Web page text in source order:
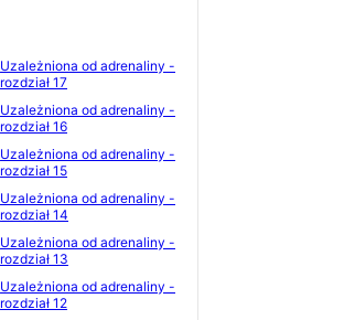
Uzależniona od adrenaliny -
rozdział 17
Uzależniona od adrenaliny -
rozdział 16
Uzależniona od adrenaliny -
rozdział 15
Uzależniona od adrenaliny -
rozdział 14
Uzależniona od adrenaliny -
rozdział 13
Uzależniona od adrenaliny -
rozdział 12